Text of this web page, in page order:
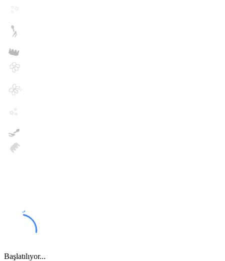
✨
💅
👑
🌸
🌺
✨
💅
👑
Başlatılıyor...